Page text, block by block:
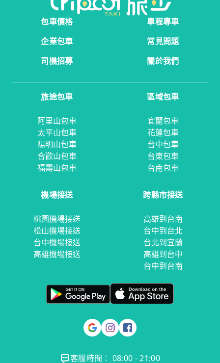
包車價格
單程專車
企業包車
常見問題
司機招募
關於我們
旅途包車
阿里山包車
太平山包車
陽明山包車
合歡山包車
福壽山包車
區域包車
宜蘭包車
花蓮包車
台中包車
台東包車
台南包車
機場接送
桃園機場接送
松山機場接送
台中機場接送
高雄機場接送
跨縣市接送
高雄到台南
台中到台北
台北到宜蘭
高雄到台中
台中到台南
客服時間： 08:00 - 21:00